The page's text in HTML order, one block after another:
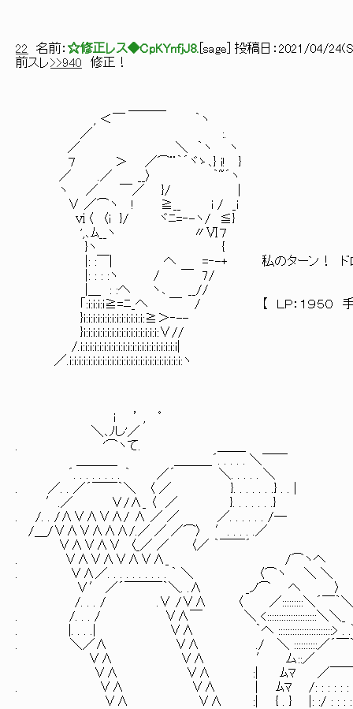
22 名前： ☆修正レス◆CpKYnfjJ8. sage ] 投稿日： 2021/04/
前スレ>>940 修正！
, ＜￣ ｀ヽ
／ :.
／ ＼ ｀ヽ ヽ
７ ＞ ／⌒¨｀´ヾゝ､} i! }
／ .／ __〉 ｀~´ヽ
ヽ ／ ￣／ }/ |
∨ ／⌒ヽ ! ≧__ i / _i
ⅵ〈 〈i }/ ヾﾆ=‐-ヽ/ ≦}
',､ﾑ__ヽ 〃Ⅵ７
}ヽ {
|: :￣| へ =‐-+ 私のターン！ ドロ
|: : : :ヽ / ￣ 7/
|＿ : :へ ヽ､ __//
｢:i:i:i:i≧=ﾆ_へ ￣ / 【 ＬＰ：１９５０ 手
}i:i:i:i:i:i:i:i:i:i:i:i:i:≧＞‐--
}i:i:i:i:i:i:i:i:i:i:i:i:i:i:i:i:∨//
/.i:i:i:i:i:i:i:i:i:i:i:i:i:i:i:i:i:i:i:i:i|
／.i:i:i:i:i:i:i:i:i:i:i:i:i:i:i:i:i:i:i:i:i:i:i:i:ヽ
i ’ , ﾟ
＼､ﾉし'／
. '⌒ヽて. ＿＿_
＿＿＿_ ＿＿＿´. . . . . ＼￣￣
´. . . . . . . . ｀ ／´ ＼. . . . . ＼
. ／. . ／´￣￣｀＼ 〈 ／ }. . . . . . .} . . |
′.／ ∨/∧_ 〈 ／ }. . . . . . .}
. /. . /∧∨∧∨∧/ ∧ ／ ／ ／. . . . . . /―
/＿/∨∧∨∧∧∧/.／ ／ ／⌒〉 ′. . . . .／
∨∧∨∧∨ 〈_／ ／ 〈／ ｀￣￣´
. ∨∧∨∧∨∧∨∧_ /⌒ヽへ 「 フィー
. ∨∧／. . . . . . . . . . ｀ ＼ 〈⌒ヽ ＼ ＼
∨′ ／´￣￣￣｀＼. .∧ _ノ⌒ へ 〉
/. . . / .∨ /∨∧ 〈 ／:::::::::＼´￣｀＼
. /. . . / ∨∧￣ ＼ <:::::::::::::::::::::＼＼_
. |. . . .| ∨∧ ｀へ :::::::::::::::::::::::> . .
. ＼／∧ ∨∧ ./ ＼ ::::::::::／´￣｀. .
∨∧ ∨∧ ′ ム::／ ＼.
∨∧ ∨∧ :| ﾑﾏ ／￣￣｀＼
. ∨∧ ∨∧ | ﾑﾏ /: : : : : : : :
∨∧ ∨∧ :| { . } |: :/ : : : : : /: